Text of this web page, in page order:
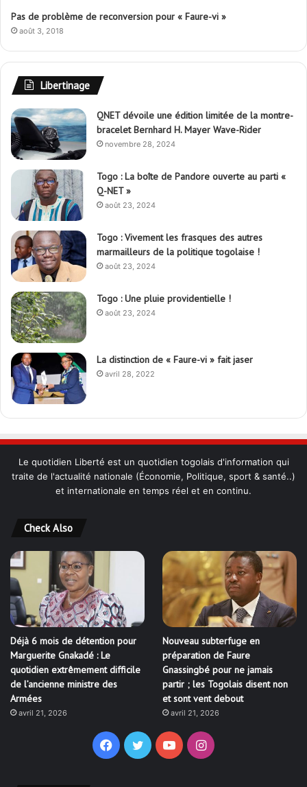
Pas de problème de reconversion pour « Faure-vi »
août 3, 2018
Libertinage
QNET dévoile une édition limitée de la montre-
bracelet Bernhard H. Mayer Wave-Rider
novembre 28, 2024
Togo : La boîte de Pandore ouverte au parti «
Q-NET »
août 23, 2024
Togo : Vivement les frasques des autres
marmailleurs de la politique togolaise !
août 23, 2024
Togo : Une pluie providentielle !
août 23, 2024
La distinction de « Faure-vi » fait jaser
avril 28, 2022
Le quotidien Liberté est un quotidien togolais d'information qui
traite de l'actualité nationale (Économie, Politique, sport & santé..)
et internationale en temps réel et en continu.
Check Also
Déjà 6 mois de détention pour
Marguerite Gnakadé : Le
quotidien extrêmement difficile
de l’ancienne ministre des
Armées
avril 21, 2026
Nouveau subterfuge en
préparation de Faure
Gnassingbé pour ne jamais
partir ; les Togolais disent non
et sont vent debout
avril 21, 2026
Facebook
TwitterYouTubeInstagram